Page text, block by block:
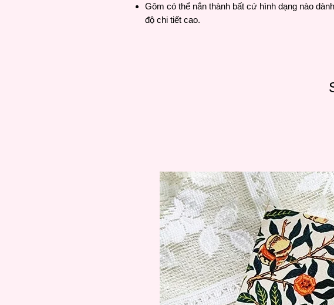
Gôm có thể nắn thành bất cứ hình dạng nào
độ chi tiết cao.